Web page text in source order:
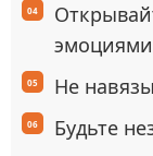
Не
Будьте